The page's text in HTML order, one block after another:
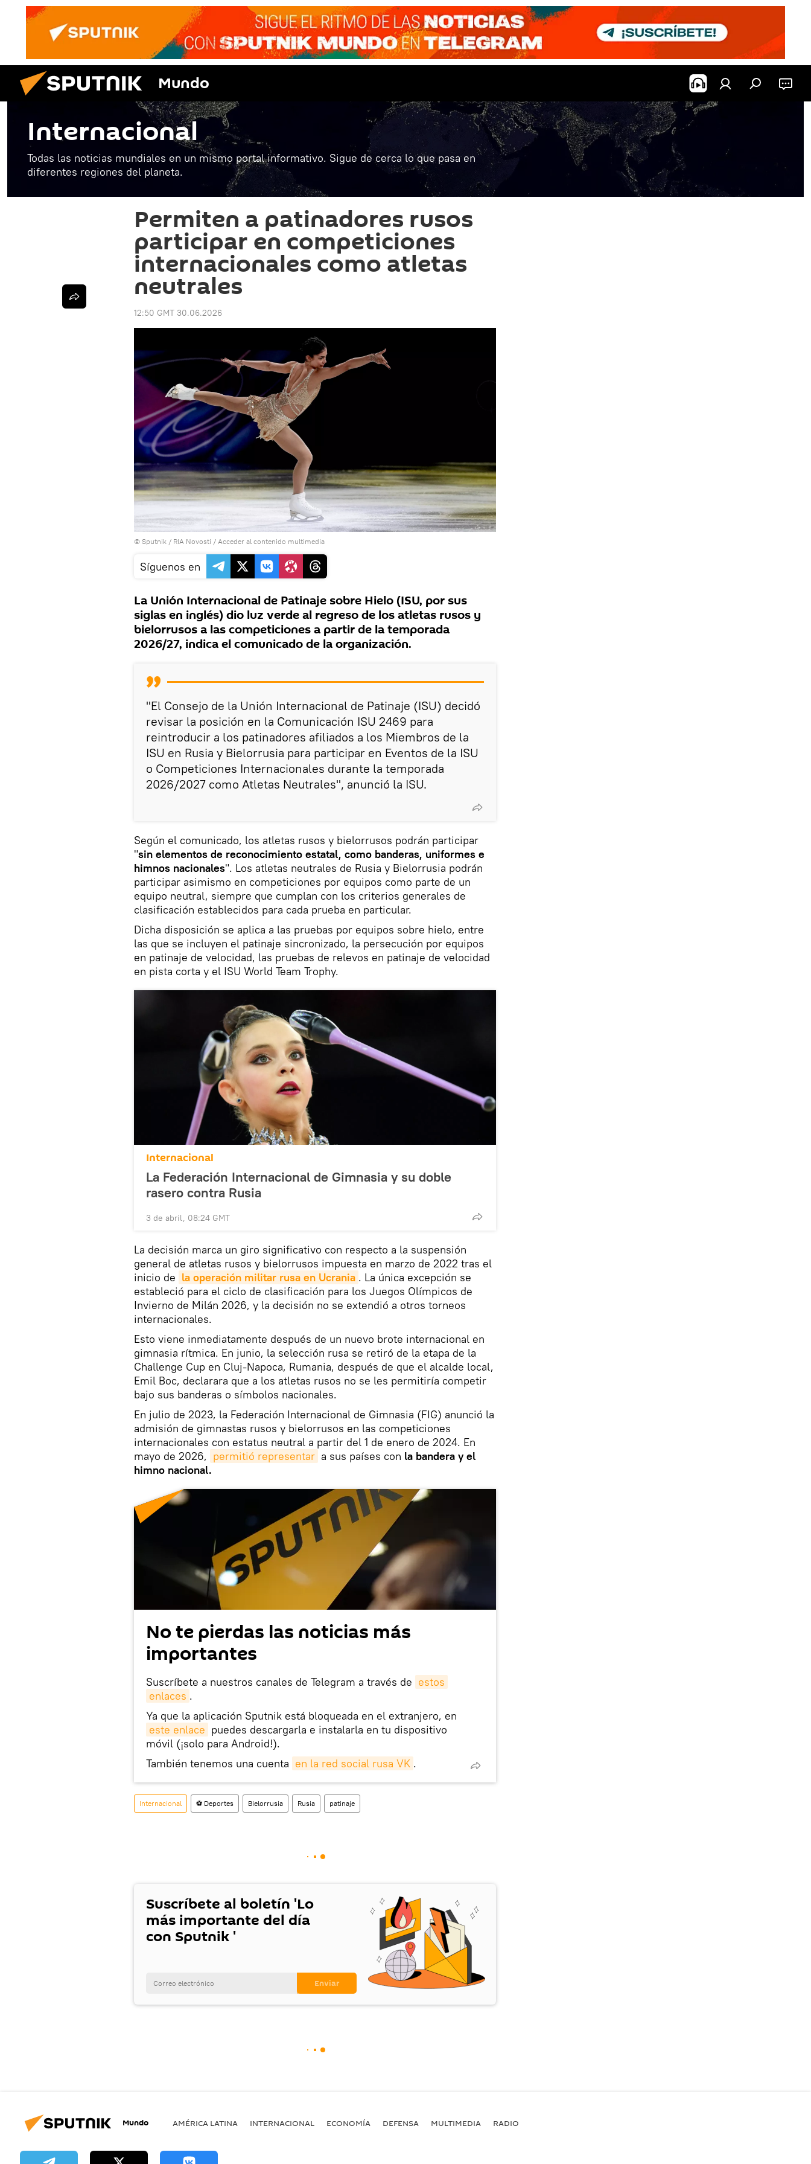
Mundo
Internacional
Todas las noticias mundiales en un mismo portal informativo. Sigue de cerca lo que pasa en
diferentes regiones del planeta.
Permiten a patinadores rusos
participar en competiciones
internacionales como atletas
neutrales
12:50 GMT 30.06.2026
© Sputnik / RIA Novosti / Acceder al contenido multimedia
Síguenos en
La Unión Internacional de Patinaje sobre Hielo (ISU, por sus
siglas en inglés) dio luz verde al regreso de los atletas rusos y
bielorrusos a las competiciones a partir de la temporada
2026/27, indica el comunicado de la organización.
"El Consejo de la Unión Internacional de Patinaje (ISU) decidó
revisar la posición en la Comunicación ISU 2469 para
reintroducir a los patinadores afiliados a los Miembros de la
ISU en Rusia y Bielorrusia para participar en Eventos de la ISU
o Competiciones Internacionales durante la temporada
2026/2027 como Atletas Neutrales", anunció la ISU.
Según el comunicado, los atletas rusos y bielorrusos podrán participar
"sin elementos de reconocimiento estatal, como banderas, uniformes e
himnos nacionales". Los atletas neutrales de Rusia y Bielorrusia podrán
participar asimismo en competiciones por equipos como parte de un
equipo neutral, siempre que cumplan con los criterios generales de
clasificación establecidos para cada prueba en particular.
Dicha disposición se aplica a las pruebas por equipos sobre hielo, entre
las que se incluyen el patinaje sincronizado, la persecución por equipos
en patinaje de velocidad, las pruebas de relevos en patinaje de velocidad
en pista corta y el ISU World Team Trophy.
Internacional
La Federación Internacional de Gimnasia y su doble
rasero contra Rusia
3 de abril, 08:24 GMT
La decisión marca un giro significativo con respecto a la suspensión
general de atletas rusos y bielorrusos impuesta en marzo de 2022 tras el
inicio de la operación militar rusa en Ucrania . La única excepción se
estableció para el ciclo de clasificación para los Juegos Olímpicos de
Invierno de Milán 2026, y la decisión no se extendió a otros torneos
internacionales.
Esto viene inmediatamente después de un nuevo brote internacional en
gimnasia rítmica. En junio, la selección rusa se retiró de la etapa de la
Challenge Cup en Cluj-Napoca, Rumania, después de que el alcalde local,
Emil Boc, declarara que a los atletas rusos no se les permitiría competir
bajo sus banderas o símbolos nacionales.
En julio de 2023, la Federación Internacional de Gimnasia (FIG) anunció la
admisión de gimnastas rusos y bielorrusos en las competiciones
internacionales con estatus neutral a partir del 1 de enero de 2024. En
mayo de 2026, permitió representar a sus países con la bandera y el
himno nacional.
No te pierdas las noticias más
importantes
Suscríbete a nuestros canales de Telegram a través de estos
enlaces .
Ya que la aplicación Sputnik está bloqueada en el extranjero, en
este enlace puedes descargarla e instalarla en tu dispositivo
móvil (¡solo para Android!).
También tenemos una cuenta en la red social rusa VK .
Internacional ⚽ Deportes Bielorrusia Rusia patinaje
Suscríbete al boletín 'Lo
más importante del día
con Sputnik '
Mundo AMÉRICA LATINA INTERNACIONAL ECONOMÍA DEFENSA MULTIMEDIA RADIO